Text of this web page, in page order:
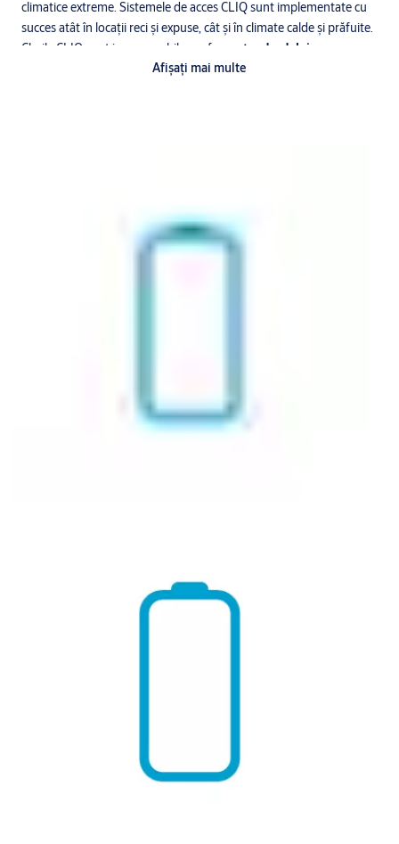
climatice extreme. Sistemele de acces CLIQ sunt implementate cu
succes atât în ​​locații reci și expuse, cât și în climate calde și prăfuite.
Cheile CLIQ sunt impermeabile conform
standardului
Afişaţi mai multe